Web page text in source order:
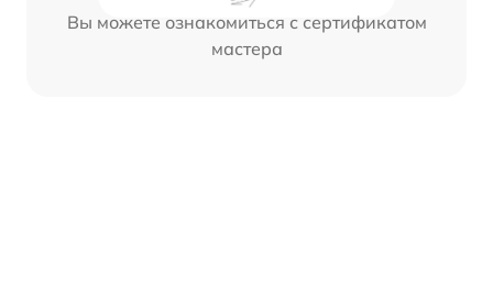
Вы можете ознакомиться с сертификатом
мастера